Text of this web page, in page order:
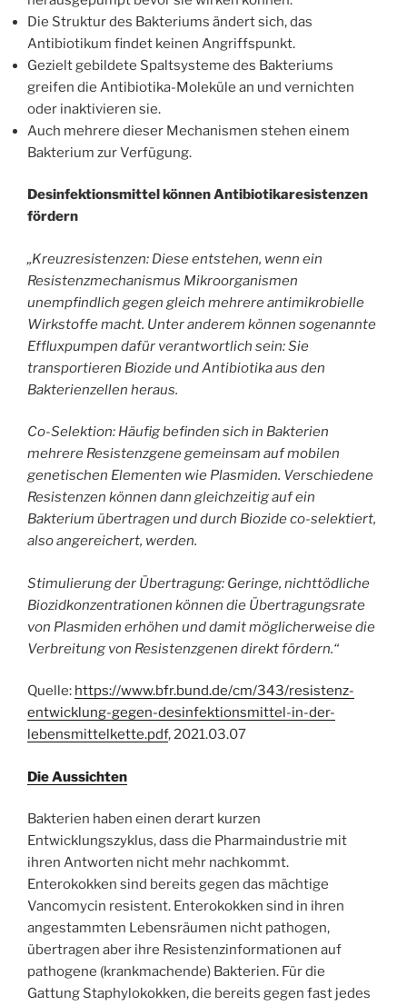
Die Struktur des Bakteriums ändert sich, das
Antibiotikum findet keinen Angriffspunkt.
Gezielt gebildete Spaltsysteme des Bakteriums
greifen die Antibiotika-Moleküle an und vernichten
oder inaktivieren sie.
Auch mehrere dieser Mechanismen stehen einem
Bakterium zur Verfügung.
Desinfektionsmittel können Antibiotikaresistenzen
fördern
„Kreuzresistenzen: Diese entstehen, wenn ein
Resistenzmechanismus Mikroorganismen
unempfindlich gegen gleich mehrere antimikrobielle
Wirkstoffe macht. Unter anderem können sogenannte
Effluxpumpen dafür verantwortlich sein: Sie
transportieren Biozide und Antibiotika aus den
Bakterienzellen heraus.
Co-Selektion: Häufig befinden sich in Bakterien
mehrere Resistenzgene gemeinsam auf mobilen
genetischen Elementen wie Plasmiden. Verschiedene
Resistenzen können dann gleichzeitig auf ein
Bakterium übertragen und durch Biozide co-selektiert,
also angereichert, werden.
Stimulierung der Übertragung: Geringe, nichttödliche
Biozidkonzentrationen können die Übertragungsrate
von Plasmiden erhöhen und damit möglicherweise die
Verbreitung von Resistenzgenen direkt fördern.“
Quelle: https://www.bfr.bund.de/cm/343/resistenz-
entwicklung-gegen-desinfektionsmittel-in-der-
lebensmittelkette.pdf, 2021.03.07
Die Aussichten
Bakterien haben einen derart kurzen
Entwicklungszyklus, dass die Pharmaindustrie mit
ihren Antworten nicht mehr nachkommt.
Enterokokken sind bereits gegen das mächtige
Vancomycin resistent. Enterokokken sind in ihren
angestammten Lebensräumen nicht pathogen,
übertragen aber ihre Resistenzinformationen auf
pathogene (krankmachende) Bakterien. Für die
Gattung Staphylokokken, die bereits gegen fast jedes